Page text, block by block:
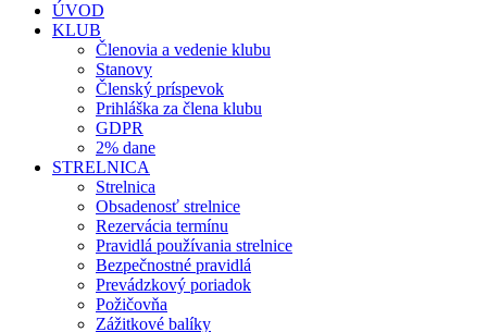
ÚVOD
KLUB
Členovia a vedenie klubu
Stanovy
Členský príspevok
Prihláška za člena klubu
GDPR
2% dane
STRELNICA
Strelnica
Obsadenosť strelnice
Rezervácia termínu
Pravidlá používania strelnice
Bezpečnostné pravidlá
Prevádzkový poriadok
Požičovňa
Zážitkové balíky